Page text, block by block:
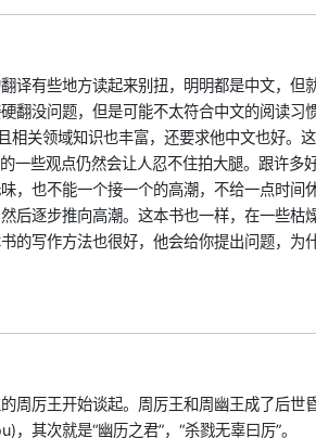
译有些地方读起来别扭，明明都是中文，但
翻没问题，但是可能不太符合中文的阅读习
相关领域知识也丰富，还要求他中文也好。
一些观点仍然会让人忍不住拍大腿。跟许多
，也不能一个接一个的高潮，不给一点时间
后逐步推向高潮。这本书也一样，在一些枯
的写作方法也很好，他会给你提出问题，为
周厉王开始谈起。周厉王和周幽王成了后世
，其次就是“幽历之君”，“杀戮无辜曰厉”